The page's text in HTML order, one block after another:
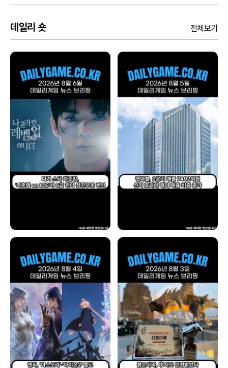
데일리 숏 전체보기